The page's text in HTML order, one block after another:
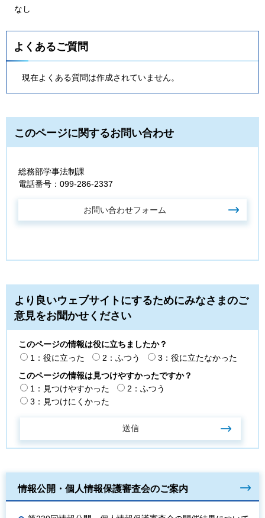
なし
よくあるご質問
現在よくある質問は作成されていません。
このページに関するお問い合わせ
総務部学事法制課
電話番号：099-286-2337
より良いウェブサイトにするためにみなさまのご
意見をお聞かせください
このページの情報は役に立ちましたか？
1：役に立った
2：ふつう
3：役に立たなかった
このページの情報は見つけやすかったですか？
1：見つけやすかった
2：ふつう
3：見つけにくかった
情報公開・個人情報保護審査会のご案内